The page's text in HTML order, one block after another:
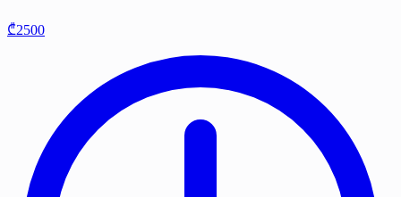
₾2500